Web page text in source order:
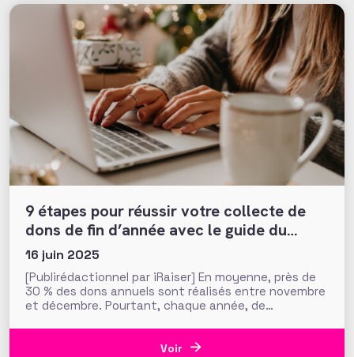
9 étapes pour réussir votre collecte de
dons de fin d’année avec le guide du
fundraising iRaiser
16 juin 2025
[Publirédactionnel par iRaiser] En moyenne, près de
30 % des dons annuels sont réalisés entre novembre
et décembre. Pourtant, chaque année, de
semaines pour préparer leur campagne, risquant de
passer à côté de cette période stratégique. Dans un
Voir